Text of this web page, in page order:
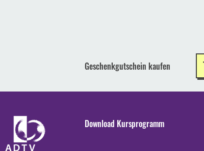
Geschenkgutschein kaufen
Download Kursprogramm